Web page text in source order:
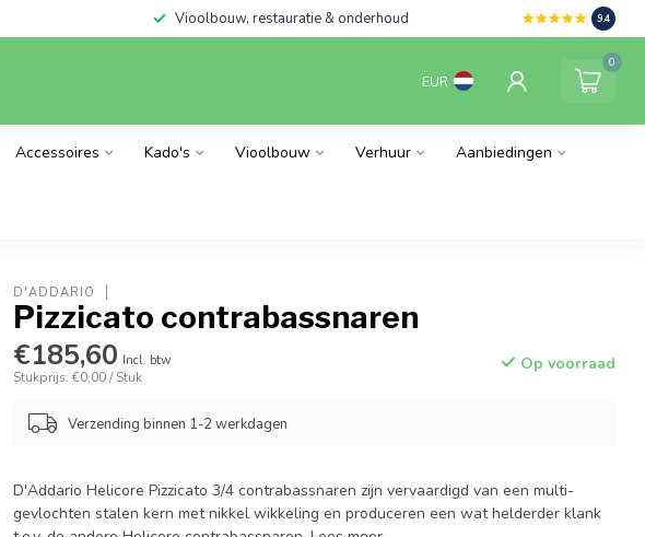
Vioolbouw, restauratie & onderhoud 9.4
EUR
0
Accessoires Kado's Vioolbouw Verhuur Aanbiedingen
D'ADDARIO
Pizzicato contrabassnaren
€185,60 Incl. btw
Stukprijs: €0,00 / Stuk
Op voorraad
Verzending binnen 1-2 werkdagen
D'Addario Helicore Pizzicato 3/4 contrabassnaren zijn vervaardigd van een multi-
gevlochten stalen kern met nikkel wikkeling en produceren een wat helderder klank